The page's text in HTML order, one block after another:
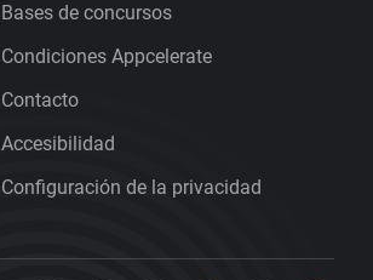
Bases de concursos
Condiciones Appcelerate
Contacto
Accesibilidad
Configuración de la privacidad